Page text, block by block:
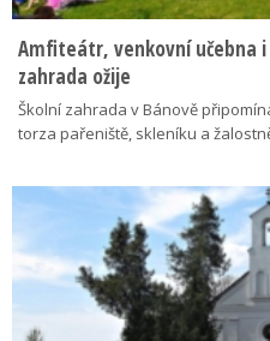
Amfiteátr, venkovní učebna
zahrada ožije
Školní zahrada v Bánově
torza pařeniště, skleníku a